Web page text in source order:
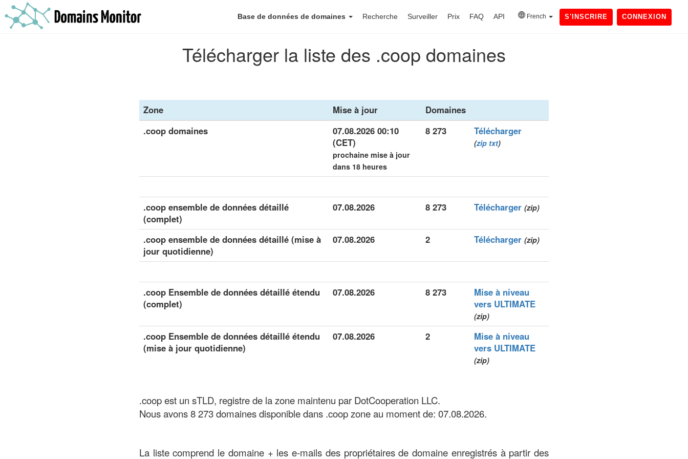
Base de données de domaines Recherche Surveiller Prix FAQ API French S'INSCRIRE CONNEXION
Télécharger la liste des .coop domaines
Zone Mise à jour
Domaines
.coop domaines
07.08.2026 00:10
(CET)
prochaine mise à jour
dans 18 heures
8 273 Télécharger
(zip txt)
.coop ensemble de données détaillé
(complet)
07.08.2026 8 273 Télécharger (zip)
.coop ensemble de données détaillé (mise à
jour quotidienne)
07.08.2026 2 Télécharger (zip)
.coop Ensemble de données détaillé étendu
(complet)
07.08.2026 8 273
Mise à niveau
vers ULTIMATE
(zip)
.coop Ensemble de données détaillé étendu
(mise à jour quotidienne)
07.08.2026 2
Mise à niveau
vers ULTIMATE
(zip)
.coop est un sTLD, registre de la zone maintenu par DotCooperation LLC.
Nous avons 8 273 domaines disponible dans .coop zone au moment de: 07.08.2026.
La liste comprend le domaine + les e-mails des propriétaires de domaine enregistrés à partir des